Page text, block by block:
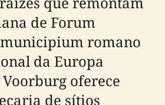
de Forum
romano
da Europa
oferece
de sítios